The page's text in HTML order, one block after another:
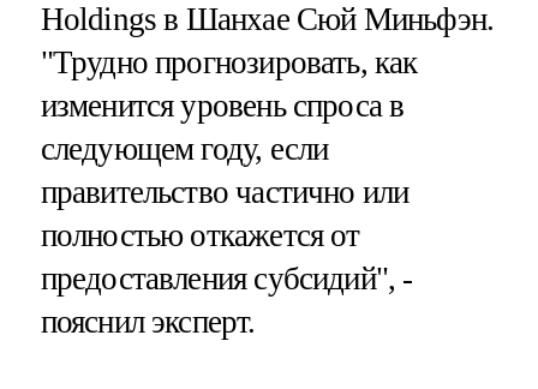
Holdings в Шанхае Сюй Миньфэн.
"Трудно прогнозировать, как
изменится уровень спроса в
следующем году, если
правительство частично или
полностью откажется от
предоставления субсидий", -
пояснил эксперт.